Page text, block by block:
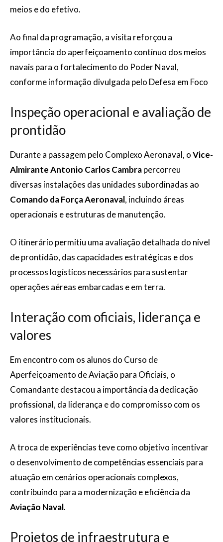
meios e do efetivo.
Ao final da programação, a visita reforçou a
importância do aperfeiçoamento contínuo dos meios
navais para o fortalecimento do Poder Naval,
conforme informação divulgada pelo Defesa em Foco
Inspeção operacional e avaliação de
prontidão
Durante a passagem pelo Complexo Aeronaval, oVice-
Almirante Antonio Carlos Cambrapercorreu
diversas instalações das unidades subordinadas ao
Comando da Força Aeronaval, incluindo áreas
operacionais e estruturas de manutenção.
O itinerário permitiu uma avaliação detalhada do nível
de prontidão, das capacidades estratégicas e dos
processos logísticos necessários para sustentar
operações aéreas embarcadas e em terra.
Interação com oficiais, liderança e
valores
Em encontro com os alunos do Curso de
Aperfeiçoamento de Aviação para Oficiais, o
Comandante destacou a importância da dedicação
profissional, da liderança e do compromisso com os
valores institucionais.
A troca de experiências teve como objetivo incentivar
o desenvolvimento de competências essenciais para
atuação em cenários operacionais complexos,
contribuindo para a modernização e eficiência da
Aviação Naval.
Projetos de infraestrutura e